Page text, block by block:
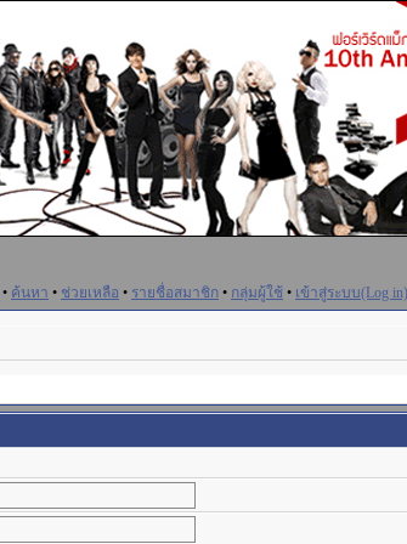
• ค้นหา • ช่วยเหลือ • รายชื่อสมาชิก • กลุ่มผู้ใช้ • เข้าสู่ระบบ(Log in)